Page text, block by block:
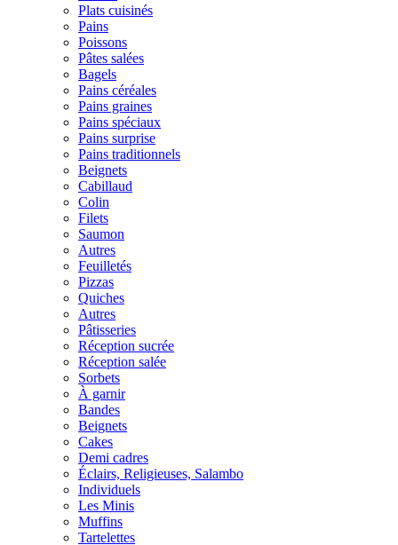
Plats cuisinés
Pains
Poissons
Pâtes salées
Bagels
Pains céréales
Pains graines
Pains spéciaux
Pains surprise
Pains traditionnels
Beignets
Cabillaud
Colin
Filets
Saumon
Autres
Feuilletés
Pizzas
Quiches
Autres
Pâtisseries
Réception sucrée
Réception salée
Sorbets
À garnir
Bandes
Beignets
Cakes
Demi cadres
Éclairs, Religieuses, Salambo
Individuels
Les Minis
Muffins
Tartelettes